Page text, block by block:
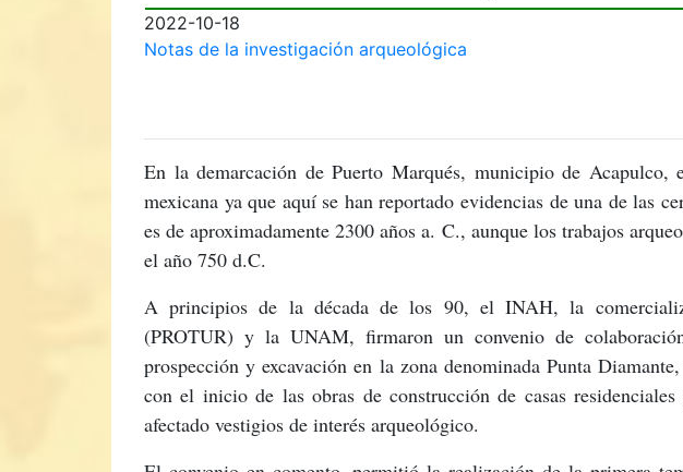
2022-10-18
Notas de la investigación arqueológica
En la demarcación de Puerto Marqués, municipio de
mexicana ya que aquí se han reportado evidencias de una de las
es de aproximadamente 2300 años a. C., aunque los trabajos
el año 750 d.C.
A principios de la década de los 90, el INAH, la
(PROTUR) y la UNAM, firmaron un convenio de
prospección y excavación en la zona denominada Punta
con el inicio de las obras de construcción de casas
afectado vestigios de interés arqueológico.